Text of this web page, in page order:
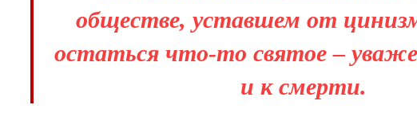
обществе, уставшем от
остаться что-то святое–
и к смерти.